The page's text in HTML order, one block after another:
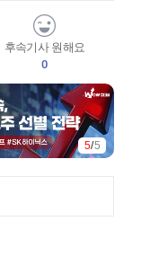
후속기사 원해요
0
1/5